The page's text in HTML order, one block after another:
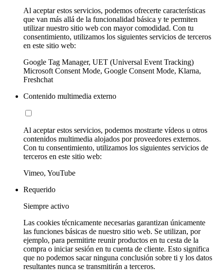
Al aceptar estos servicios, podemos ofrecerte características
que van más allá de la funcionalidad básica y te permiten
utilizar nuestro sitio web con mayor comodidad. Con tu
consentimiento, utilizamos los siguientes servicios de terceros
en este sitio web:
Google Tag Manager, UET (Universal Event Tracking)
Microsoft Consent Mode, Google Consent Mode, Klarna,
Freshchat
Contenido multimedia externo
Al aceptar estos servicios, podemos mostrarte vídeos u otros
contenidos multimedia alojados por proveedores externos.
Con tu consentimiento, utilizamos los siguientes servicios de
terceros en este sitio web:
Vimeo, YouTube
Requerido
Siempre activo
Las cookies técnicamente necesarias garantizan únicamente
las funciones básicas de nuestro sitio web. Se utilizan, por
ejemplo, para permitirte reunir productos en tu cesta de la
compra o iniciar sesión en tu cuenta de cliente. Esto significa
que no podemos sacar ninguna conclusión sobre ti y los datos
resultantes nunca se transmitirán a terceros.